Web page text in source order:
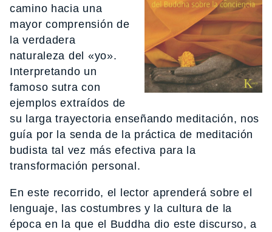
camino hacia una
mayor comprensión de
la verdadera
naturaleza del «yo».
Interpretando un
famoso sutra con
ejemplos extraídos de
su larga trayectoria enseñando meditación, nos
guía por la senda de la práctica de meditación
budista tal vez más efectiva para la
transformación personal.
En este recorrido, el lector aprenderá sobre el
lenguaje, las costumbres y la cultura de la
época en la que el Buddha dio este discurso, a